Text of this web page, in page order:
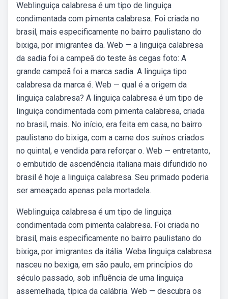
Weblinguiça calabresa é um tipo de linguiça
condimentada com pimenta calabresa. Foi criada no
brasil, mais especificamente no bairro paulistano do
bixiga, por imigrantes da. Web — a linguiça calabresa
da sadia foi a campeã do teste às cegas foto: A
grande campeã foi a marca sadia. A linguiça tipo
calabresa da marca é. Web — qual é a origem da
linguiça calabresa? A linguiça calabresa é um tipo de
linguiça condimentada com pimenta calabresa, criada
no brasil, mais. No início, era feita em casa, no bairro
paulistano do bixiga, com a carne dos suínos criados
no quintal, e vendida para reforçar o. Web — entretanto,
o embutido de ascendência italiana mais difundido no
brasil é hoje a linguiça calabresa. Seu primado poderia
ser ameaçado apenas pela mortadela.
Weblinguiça calabresa é um tipo de linguiça
condimentada com pimenta calabresa. Foi criada no
brasil, mais especificamente no bairro paulistano do
bixiga, por imigrantes da itália. Weba linguiça calabresa
nasceu no bexiga, em são paulo, em princípios do
século passado, sob influência de uma linguiça
assemelhada, típica da calábria. Web — descubra os